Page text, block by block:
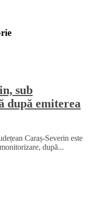
sub
după emiterea
Caraș-Severin este
după...